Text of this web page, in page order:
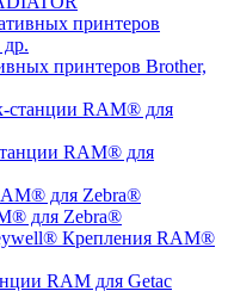
принтеров Brother,
RAM® для
для Zebra®
Крепления RAM®